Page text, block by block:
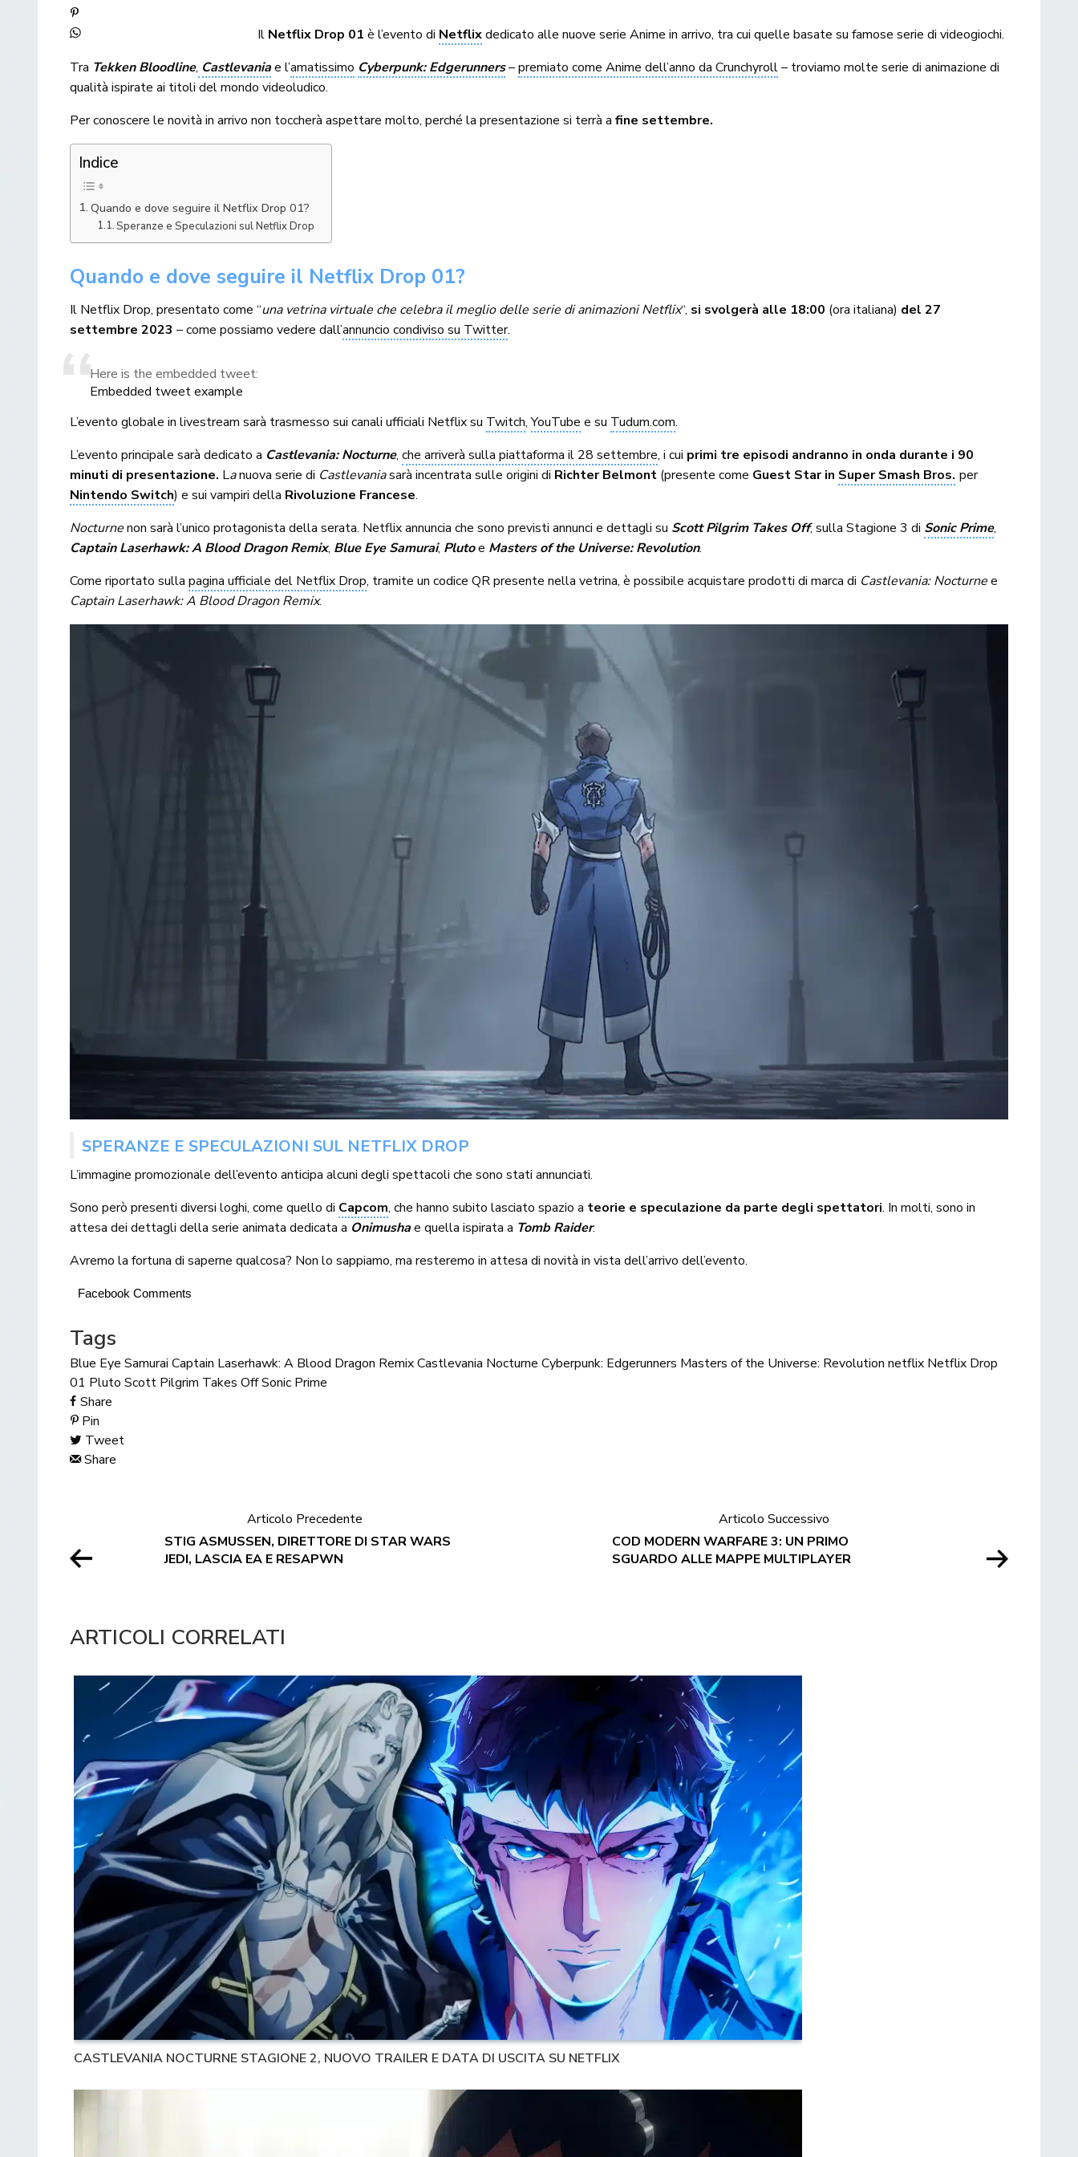
Il Netflix Drop 01 è l’evento di Netflixdedicato alle nuove serie Anime in arrivo, tra cui quelle basate su famose serie di videogiochi.
Tra Tekken Bloodline, Castlevaniae l’amatissimo Cyberpunk: Edgerunners–premiato come Anime dell’anno da Crunchyroll– troviamo molte serie di animazione di
qualità ispirate ai titoli del mondo videoludico.
Per conoscere le novità in arrivo non toccherà aspettare molto, perché la presentazione si terrà a fine settembre.
Indice
Quando e dove seguire il Netflix Drop 01?
Speranze e Speculazioni sul Netflix Drop
Quando e dove seguire il Netflix Drop 01?
Il Netflix Drop, presentato come “una vetrina virtuale che celebra il meglio delle serie di animazioni Netflix“, si svolgerà alle 18:00 (ora italiana) del 27
settembre 2023– come possiamo vedere dall’annuncio condiviso su Twitter.
Here is the embedded tweet:
Embedded tweet example
L’evento globale in livestream sarà trasmesso sui canali ufficiali Netflix su Twitch,YouTube e su Tudum.com.
L’evento principale sarà dedicato a Castlevania: Nocturne,che arriverà sulla piattaforma il 28 settembre, i cui primi tre episodi andranno in onda durante i 90
minuti di presentazione. Lanuova serie di Castlevaniasarà incentrata sulle origini di Richter Belmont (presente come Guest Star in Super Smash Bros. per
Nintendo Switch) e sui vampiri della Rivoluzione Francese.
Nocturnenon sarà l’unico protagonista della serata. Netflix annuncia che sono previsti annunci e dettagli su Scott Pilgrim Takes Off, sulla Stagione 3 di Sonic Prime,
Captain Laserhawk: A Blood Dragon Remix, Blue Eye Samurai, Plutoe Masters of the Universe: Revolution.
Come riportato sullapagina ufficiale del Netflix Drop, tramite un codice QR presente nella vetrina, è possibile acquistare prodotti di marca di Castlevania: Nocturnee
Captain Laserhawk: A Blood Dragon Remix.
SPERANZE E SPECULAZIONI SUL NETFLIX DROP
L’immagine promozionale dell’evento anticipa alcuni degli spettacoli che sono stati annunciati.
Sono però presenti diversi loghi, come quello di Capcom, che hanno subito lasciato spazio a teorie e speculazione da parte degli spettatori. In molti, sono in
attesa dei dettagli della serie animata dedicata a Onimushae quella ispirata a Tomb Raider.
Avremo la fortuna di saperne qualcosa? Non lo sappiamo, ma resteremo in attesa di novità in vista dell’arrivo dell’evento.
Facebook Comments
Tags
Blue Eye Samurai Captain Laserhawk: A Blood Dragon RemixCastlevania Nocturne Cyberpunk: Edgerunners Masters of the Universe: Revolution netflix Netflix Drop
01 Pluto Scott Pilgrim Takes OffSonic Prime
Share
Pin
Tweet
Share
Articolo Precedente
STIG ASMUSSEN, DIRETTORE DI STAR WARS
JEDI, LASCIA EA E RESAPWN
Articolo Successivo
COD MODERN WARFARE 3: UN PRIMO
SGUARDO ALLE MAPPE MULTIPLAYER
ARTICOLI CORRELATI
CASTLEVANIA NOCTURNE STAGIONE 2, NUOVO TRAILER E DATA DI USCITA SU NETFLIX